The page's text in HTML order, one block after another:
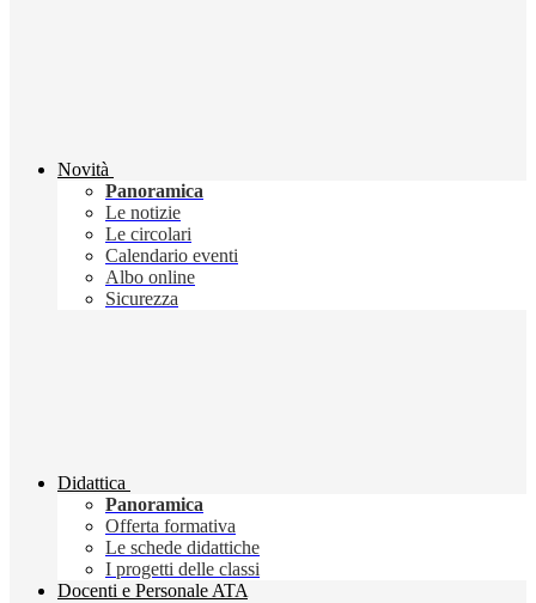
Novità
Panoramica
Le notizie
Le circolari
Calendario eventi
Albo online
Sicurezza
Didattica
Panoramica
Offerta formativa
Le schede didattiche
I progetti delle classi
Docenti e Personale ATA